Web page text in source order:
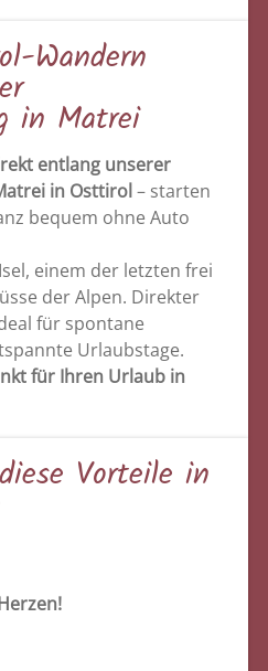
Wandern
in Matrei
entlang unserer
in Osttirol – starten
bequem ohne Auto
einem der letzten frei
der Alpen. Direkter
für spontane
Urlaubstage.
für Ihren Urlaub in
Vorteile in